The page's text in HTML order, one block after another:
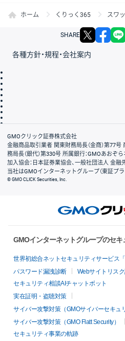
ホーム くりっく365 スワ
SHARE X
各種方針・規程・会社案内
会社案内
GMOクリック証券株式会社
金融商品取引業者 関東財務局長（金商）第77
務局長（銀代）第330号 所属銀行：GMOあおぞ
加入協会：日本証券業協会、一般社団法人 金
当社はGMOインターネットグループ（東証プラ
© GMO CLICK Securities, Inc.
GMOインターネットグループのセ
世界初総合ネットセキュリティサービス
パスワード漏洩診断
Webサイトリス
セキュリティ相談AIチャットボット
実在証明・盗聴対策
サイバー攻撃対策（GMOサイバーセキュ
サイバー攻撃対策（GMO Flatt Security）
セキュリティ事業の軌跡